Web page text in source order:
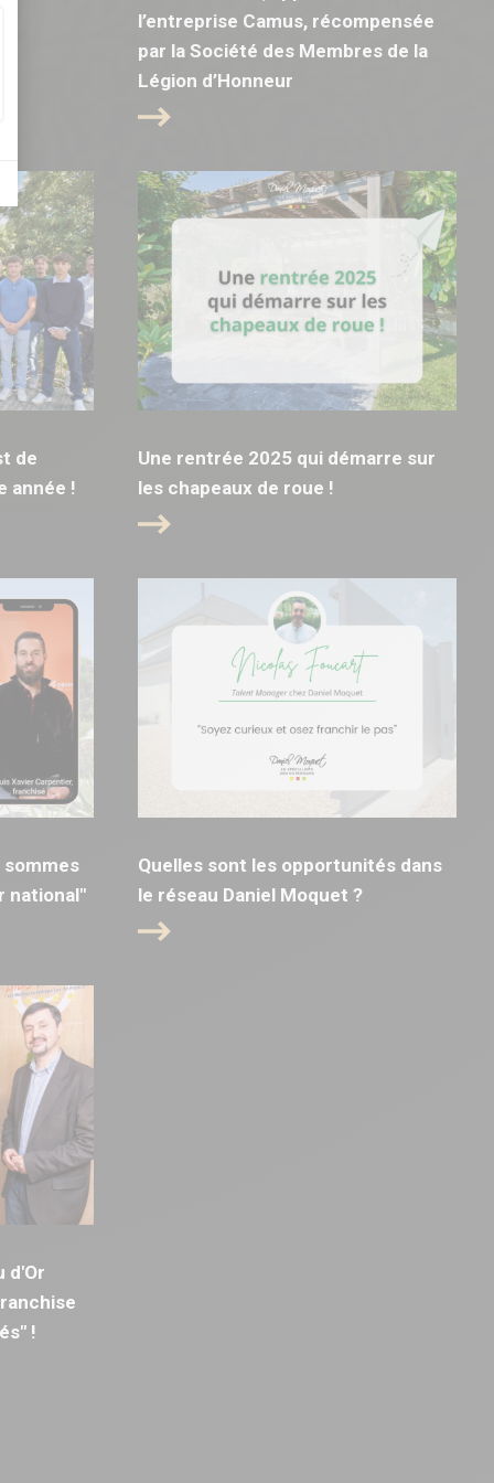
l’entreprise Camus, récompensée
par la Société des Membres de la
Légion d’Honneur
de
année !
Une rentrée 2025 qui démarre sur
les chapeaux de roue !
national"
Quelles sont les opportunités dans
le réseau Daniel Moquet ?
d'Or
!